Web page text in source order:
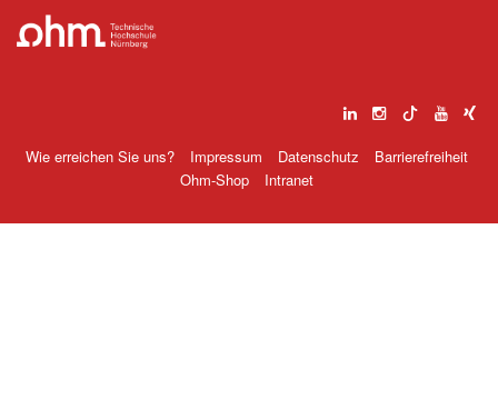
Wie erreichen Sie uns? Impressum Datenschutz
Barrierefreiheit
Ohm-Shop
Intranet